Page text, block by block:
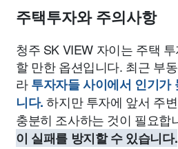
주택투자와 주의사항
청주 SK VIEW 자이는 주택
할 만한 옵션입니다. 최근 부
라투자자들 사이에서 인기가
니다.하지만 투자에 앞서 주
충분히 조사하는 것이 필요합
이 실패를 방지할 수 있습니다.